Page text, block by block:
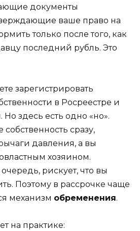
документы
ваше право на
только после того, как
последний рубль. Это
зарегистрировать
в Росреестре и
здесь есть одно «но».
сразу,
давления, а вы
хозяином.
рискует, что вы
Поэтому в рассрочке чаще
механизм обременения.
на практике: